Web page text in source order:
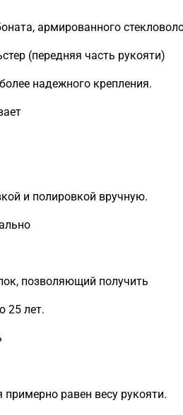
армированного
(передняя часть рукояти)
надежного крепления.
и полировкой вручную.
позволяющий получить
25 лет.
равен весу рукояти.